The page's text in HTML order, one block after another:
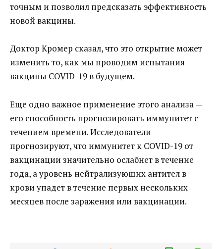
точным и позволил предсказать эффективность
новой вакцины.
Доктор Кромер сказал, что это открытие может
изменить то, как мы проводим испытания
вакцины COVID-19 в будущем.
Еще одно важное применение этого анализа —
его способность прогнозировать иммунитет с
течением времени. Исследователи
прогнозируют, что иммунитет к COVID-19 от
вакцинации значительно ослабнет в течение
года, а уровень нейтрализующих антител в
крови упадет в течение первых нескольких
месяцев после заражения или вакцинации.